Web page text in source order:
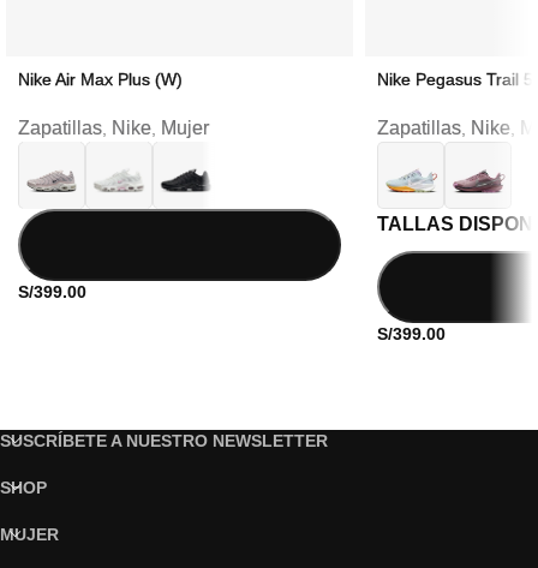
Nike Air Max Plus (W)
Zapatillas Nike Mujer
S/399.00
Nike Pegasus Trail 5
Zapatillas, Nike,
TALLAS
S/399.00
SUSCRÍBETE A NUESTRO NEWSLETTER
SHOP
MUJER